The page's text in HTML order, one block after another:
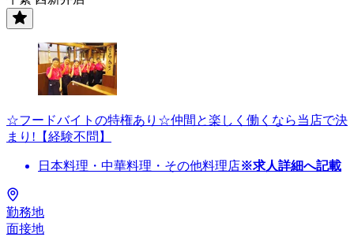
☆フードバイトの特権あり☆仲間と楽しく働くなら当店で決
まり!【経験不問】
日本料理・中華料理・その他料理店※求人詳細へ記載
勤務地
面接地